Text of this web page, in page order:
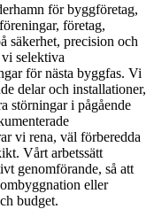
för byggföretag,
företag,
säkerhet, precision och
selektiva
för nästa byggfas. Vi
delar och installationer,
störningar i pågående
vi rena, väl förberedda
Vårt arbetssätt
genomförande, så att
eller
budget.